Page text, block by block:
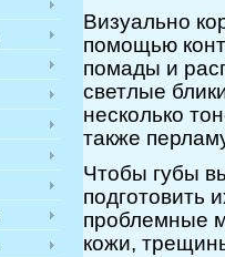
Визуально
помощью
помады и
светлые
несколько
также
Чтобы губы
подготовить
проблемные
кожи,